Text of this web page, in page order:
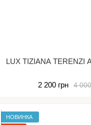
LUX TIZIANA TERENZI
4
2 200 грн
НОВИНКА